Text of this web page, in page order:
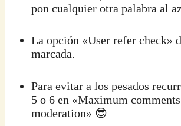
pon cualquier otra palabra al
La opción «User refer check»
marcada.
Para evitar a los pesados
5 o 6 en «Maximum
moderation» 😎